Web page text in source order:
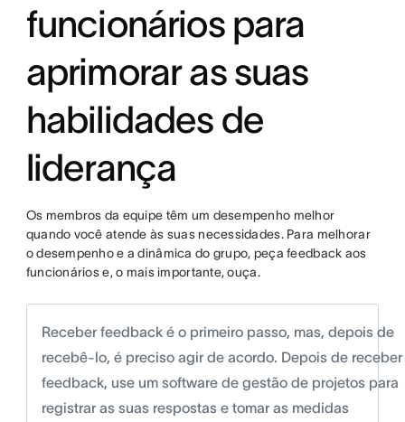
funcionários para
aprimorar as suas
habilidades de
liderança
Os membros da equipe têm um desempenho melhor
quando você atende às suas necessidades. Para melhorar
o desempenho e a dinâmica do grupo, peça feedback aos
funcionários e, o mais importante, ouça.
Receber feedback é o primeiro passo, mas, depois de
recebê-lo, é preciso agir de acordo. Depois de receber
feedback, use um software de gestão de projetos para
registrar as suas respostas e tomar as medidas